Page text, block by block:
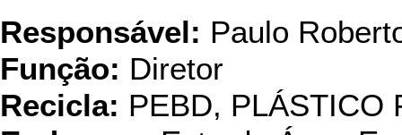
Responsável: Paulo
Função: Diretor
Recicla: PEBD, PLÁSTICO